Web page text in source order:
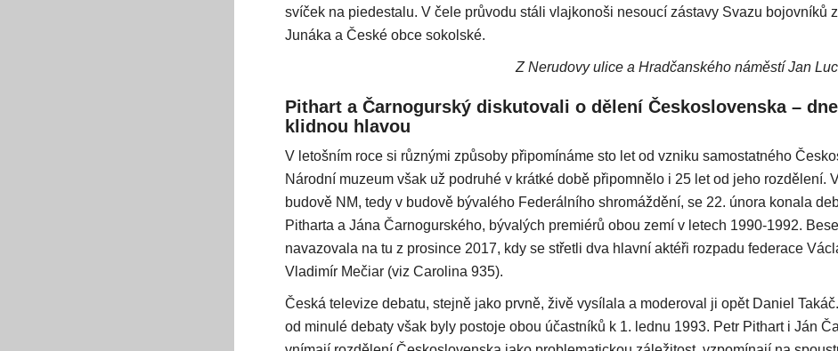
svíček na piedestalu. V čele průvodu stáli vlajkonoši nesoucí zástavy Svazu bojovníků
Junáka a České obce sokolské.
Z Nerudovy ulice a Hradčanského náměstí Jan
Pithart a Čarnogurský diskutovali o dělení Československa –
klidnou hlavou
V letošním roce si různými způsoby připomínáme sto let od vzniku samostatného
Národní muzeum však už podruhé v krátké době připomnělo i 25 let od jeho rozdělení.
budově NM, tedy v budově bývalého Federálního shromáždění, se 22. února konala
Pitharta a Jána Čarnogurského, bývalých premiérů obou zemí v letech 1990-1992.
navazovala na tu z prosince 2017, kdy se střetli dva hlavní aktéři rozpadu federace
Vladimír Mečiar (viz Carolina 935).
Česká televize debatu, stejně jako prvně, živě vysílala a moderoval ji opět Daniel
od minulé debaty však byly postoje obou účastníků k 1. lednu 1993. Petr Pithart i Ján